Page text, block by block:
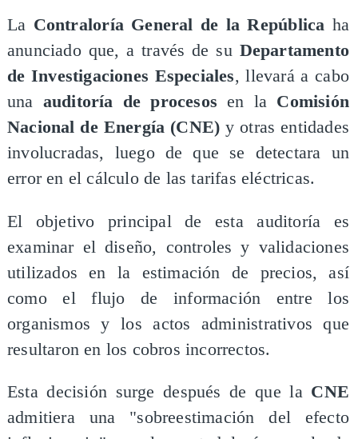
La Contraloría General de la República ha
anunciado que, a través de su Departamento
de Investigaciones Especiales, llevará a cabo
una auditoría de procesos en la Comisión
Nacional de Energía (CNE) y otras entidades
involucradas, luego de que se detectara un
error en el cálculo de las tarifas eléctricas.
El objetivo principal de esta auditoría es
examinar el diseño, controles y validaciones
utilizados en la estimación de precios, así
como el flujo de información entre los
organismos y los actos administrativos que
resultaron en los cobros incorrectos.
Esta decisión surge después de que la CNE
admitiera una "sobreestimación del efecto